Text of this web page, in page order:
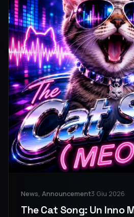
News, Announcement3 Giu 2026
The Cat Song: Un Inno